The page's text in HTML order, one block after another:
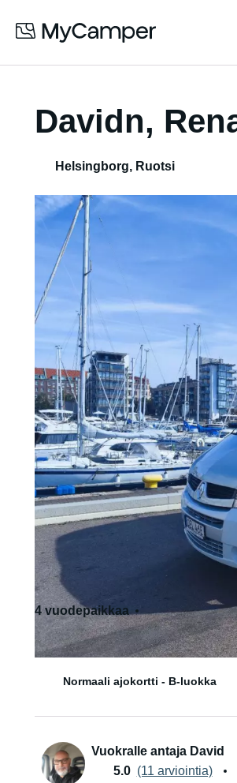
Davidn,
Helsingborg, Ruotsi
4 vuodepaikkaa 4
Normaali ajokortti - B-luokka
Vuokralle antaja David
5.0 (11 arviointia)